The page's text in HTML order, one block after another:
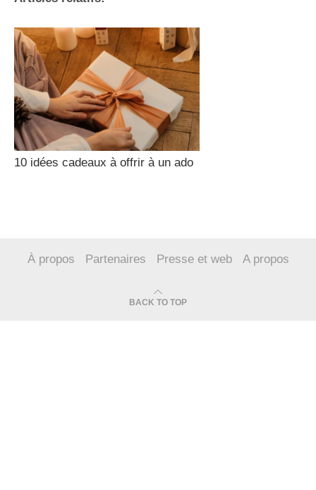
10 idées cadeaux à offrir à un ado
À propos Partenaires Presse et web A propos
BACK TO TOP